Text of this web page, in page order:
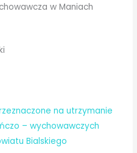
w Maniach
na utrzymanie
– wychowawczych
Bialskiego